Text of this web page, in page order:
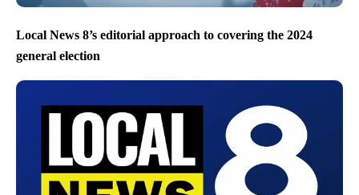
Local News 8’s editorial approach to covering the 2024
general election